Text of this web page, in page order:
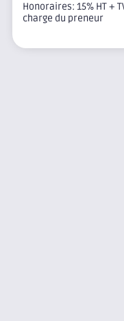
Honoraires: 15% HT +
charge du preneur